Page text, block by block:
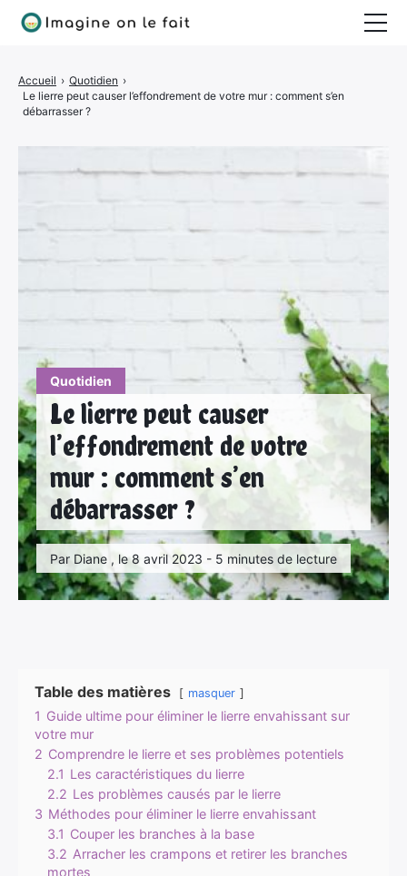
Quotidien
Le lierre peut causer
l’effondrement de votre
mur : comment s’en
débarrasser ?
Par Diane , le 8 avril 2023 - 5 minutes de lecture
Accueil › Quotidien ›
Le lierre peut causer l’effondrement de votre mur : comment s’en
débarrasser ?
Table des matières masquer
1 Guide ultime pour éliminer le lierre envahissant sur
votre mur
2 Comprendre le lierre et ses problèmes potentiels
2.1 Les caractéristiques du lierre
2.2 Les problèmes causés par le lierre
3 Méthodes pour éliminer le lierre envahissant
3.1 Couper les branches à la base
3.2 Arracher les crampons et retirer les branches
mortes
Bricolage
Déco